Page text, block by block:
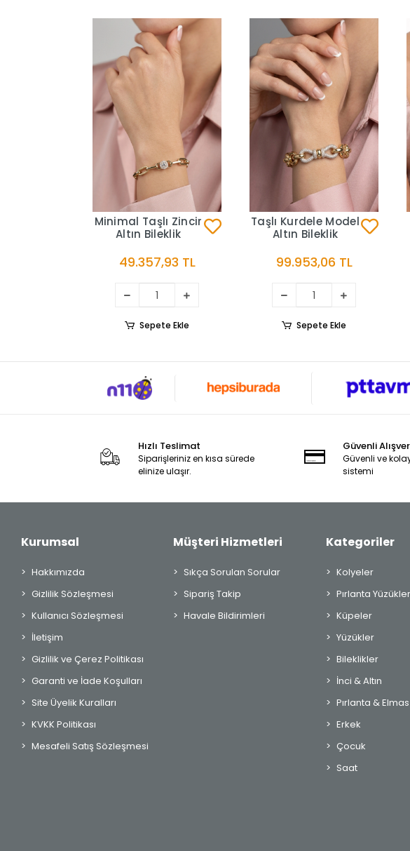
Minimal Taşlı Zincir
Altın Bileklik
49.357,93 TL
Sepete Ekle
Taşlı Kurdele Model
Altın Bileklik
99.953,06 TL
Sepete Ekle
Hızlı Teslimat
Siparişleriniz en kısa sürede
elinize ulaşır.
Güvenli
Güvenli ve
sistemi
Kurumsal
Hakkımızda
Gizlilik Sözleşmesi
Kullanıcı Sözleşmesi
İletişim
Gizlilik ve Çerez Politikası
Garanti ve İade Koşulları
Site Üyelik Kuralları
KVKK Politikası
Mesafeli Satış Sözleşmesi
Müşteri Hizmetleri
Sıkça Sorulan Sorular
Sipariş Takip
Havale Bildirimleri
Kategoriler
Kolyeler
Pırlanta Yüzükler
Küpeler
Yüzükler
Bileklikler
İnci & Altın
Pırlanta & Elmas
Erkek
Çocuk
Saat